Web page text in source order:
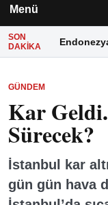
Menü
SON
DAKIKA
GÜNDEM
Kar
Sürecek?
İstanbul kar
gün gün hava